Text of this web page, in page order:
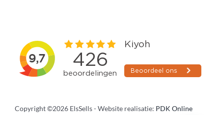
Copyright ©2026 ElsSells - Website realisatie: PDK Online